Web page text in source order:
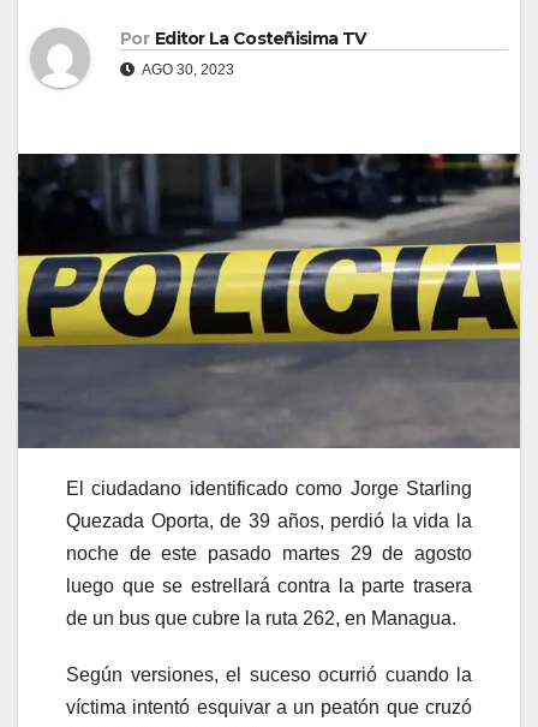
Por Editor La Costeñisima TV
AGO 30, 2023
El ciudadano identificado como Jorge Starling
Quezada Oporta, de 39 años, perdió la vida la
noche de este pasado martes 29 de agosto
luego que se estrellará contra la parte trasera
de un bus que cubre la ruta 262, en Managua.
Según versiones, el suceso ocurrió cuando la
víctima intentó esquivar a un peatón que cruzó